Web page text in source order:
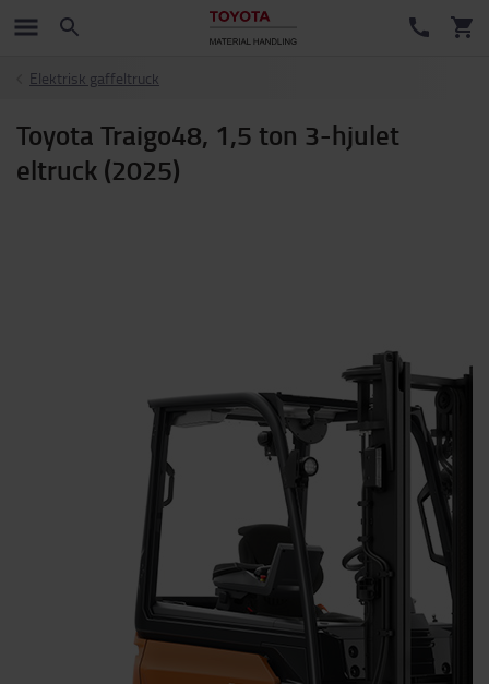
Elektrisk gaffeltruck
Toyota Traigo48, 1,5 ton 3-hjulet
eltruck (2025)